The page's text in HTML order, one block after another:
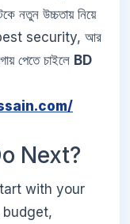
নতুন উচ্চতায় নিয়ে
best security, আর
পেতে চাইলে BD
Next?
with your
budget,